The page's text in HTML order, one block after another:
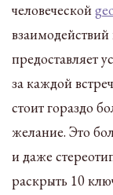
человеческой
взаимодействий
предоставляет
за каждой
стоит гораздо
желание. Это
и даже
раскрыть 10